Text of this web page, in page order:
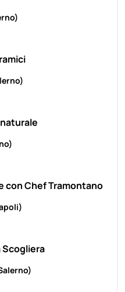
con Chef Tramontano
Scogliera